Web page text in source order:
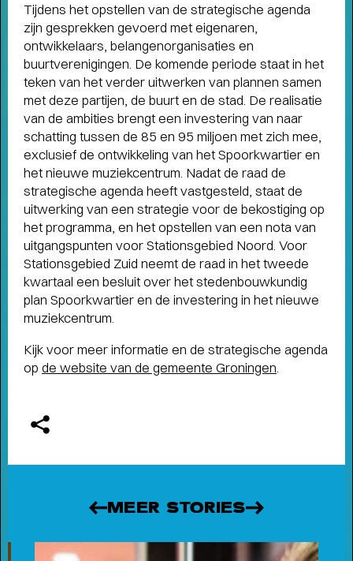
Terugblik
WAT EEN JAAR MET FUSE!
op Fuse als Artist in Residence
Tijdens het opstellen van de strategische agenda
zijn gesprekken gevoerd met eigenaren,
ontwikkelaars, belangenorganisaties en
buurtverenigingen. De komende periode staat in het
teken van het verder uitwerken van plannen samen
met deze partijen, de buurt en de stad. De realisatie
van de ambities brengt een investering van naar
schatting tussen de 85 en 95 miljoen met zich mee,
exclusief de ontwikkeling van het Spoorkwartier en
het nieuwe muziekcentrum. Nadat de raad de
strategische agenda heeft vastgesteld, staat de
uitwerking van een strategie voor de bekostiging op
het programma, en het opstellen van een nota van
uitgangspunten voor Stationsgebied Noord. Voor
Stationsgebied Zuid neemt de raad in het tweede
kwartaal een besluit over het stedenbouwkundig
plan Spoorkwartier en de investering in het nieuwe
muziekcentrum.
Kijk voor meer informatie en de strategische agenda
op de website van de gemeente Groningen
MEER STORIES